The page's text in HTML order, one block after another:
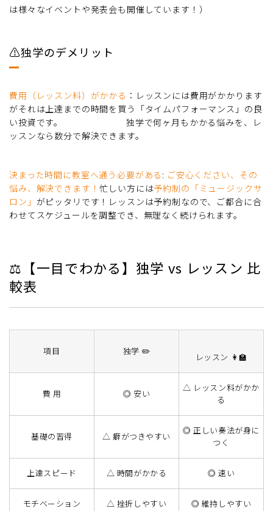
は様々なイベントや発表会も開催しています！）
⚠️独学のデメリット
費用（レッスン料）がかかる ：レッスンには費用がかかります
がそれは上達までの時間を買う「タイムパフォーマンス」の良
い投資です。 独学で何ヶ月もかかる悩みを、レ
ッスンなら数分で解決できます。
決まった時間に教室へ通う必要がある : ご安心ください、その
悩み、解決できます！忙しい方には予約制の「ミュージックサ
ロン」 がピッタリです！レッスンは予約制なので、ご都合に合
わせてスケジュールを調整でき、無理なく続けられます。
⚖️【一目でわかる】独学 vs レッスン 比
較表
項目 独学 ✏️
レッスン 👩‍🏫
費 用 ◎ 安い
△ レッスン料がかか
る
基礎の習得 △ 癖がつきやすい
◎ 正しい奏法が身に
つく
上達スピード △ 時間がかかる ◎ 速い
モチベーション △ 挫折しやすい ◎ 維持しやすい